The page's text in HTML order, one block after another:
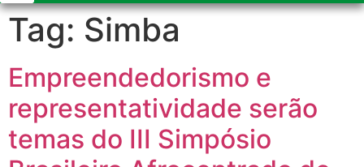
Tag: Simba
Empreendedorismo e
representatividade serão
temas do III Simpósio